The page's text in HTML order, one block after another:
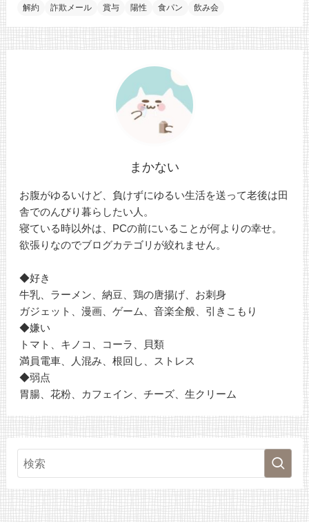
解約
詐欺メール 賞与 陽性 食パン 飲み会
まかない
お腹がゆるいけど、負けずにゆるい生活を送って老後は田
舎でのんびり暮らしたい人。
寝ている時以外は、PCの前にいることが何よりの幸せ。
欲張りなのでブログカテゴリが絞れません。
◆好き
牛乳、ラーメン、納豆、鶏の唐揚げ、お刺身
ガジェット、漫画、ゲーム、音楽全般、引きこもり
◆嫌い
トマト、キノコ、コーラ、貝類
満員電車、人混み、根回し、ストレス
◆弱点
胃腸、花粉、カフェイン、チーズ、生クリーム